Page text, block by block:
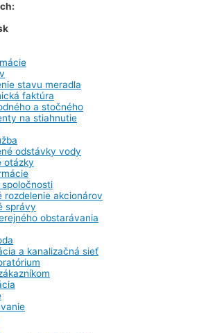
stavu meradla
faktúra
a stočného
na stiahnutie
odstávky vody
otázky
spoločnosti
rozdelenie akcionárov
správy
obstarávania
a kanalizačná sieť